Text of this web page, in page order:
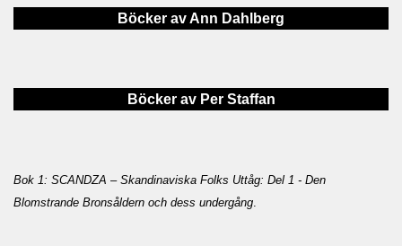
Böcker av Ann Dahlberg
Böcker av Per Staffan
Bok 1: SCANDZA – Skandinaviska Folks Uttåg: Del 1 - Den
Blomstrande Bronsåldern och dess undergång.